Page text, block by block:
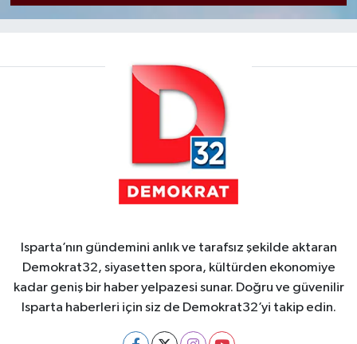
Isparta’nın gündemini anlık ve tarafsız şekilde aktaran
Demokrat32, siyasetten spora, kültürden ekonomiye
kadar geniş bir haber yelpazesi sunar. Doğru ve güvenilir
Isparta haberleri için siz de Demokrat32’yi takip edin.